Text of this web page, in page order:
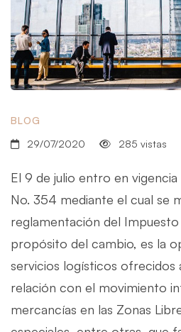
BLOG
29/07/2020
285 vistas
El 9 de julio entro en
No. 354 mediante el cual se
reglamentación del
propósito del cambio, es la
servicios logísticos ofrecidos
relación con el movimiento
mercancías en las Zonas